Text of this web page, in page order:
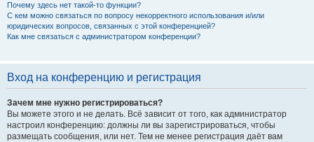
Почему здесь нет такой-то функции?
С кем можно связаться по вопросу некорректного использования и/или
юридических вопросов, связанных с этой конференцией?
Как мне связаться с администратором конференции?
Вход на конференцию и регистрация
Зачем мне нужно регистрироваться?
Вы можете этого и не делать. Всё зависит от того, как администратор
настроил конференцию: должны ли вы зарегистрироваться, чтобы
размещать сообщения, или нет. Тем не менее регистрация даёт вам